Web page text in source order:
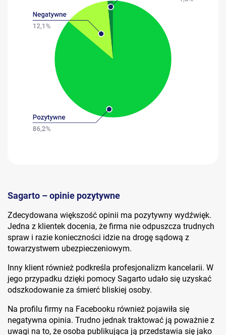
Sagarto – opinie pozytywne
Zdecydowana większość opinii ma pozytywny wydźwięk.
Jedna z klientek docenia, że firma nie odpuszcza trudnych
spraw i razie konieczności idzie na drogę sądową z
towarzystwem ubezpieczeniowym.
Inny klient również podkreśla profesjonalizm kancelarii. W
jego przypadku dzięki pomocy Sagarto udało się uzyskać
odszkodowanie za śmierć bliskiej osoby.
Na profilu firmy na Facebooku również pojawiła się
negatywna opinia. Trudno jednak traktować ją poważnie z
uwagi na to, że osoba publikująca ją przedstawia się jako